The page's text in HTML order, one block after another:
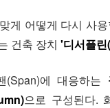
게 어떻게 다시 사
건축 장치 '디서플
에 대응하는
으로 구성된다.